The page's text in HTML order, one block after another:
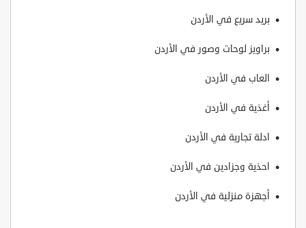
بريد سريع في الأردن
براويز لوحات وصور في الأردن
العاب في الأردن
أغذية في الأردن
ادلة تجارية في الأردن
احذية وجزادين في الأردن
أجهزة منزلية في الأردن